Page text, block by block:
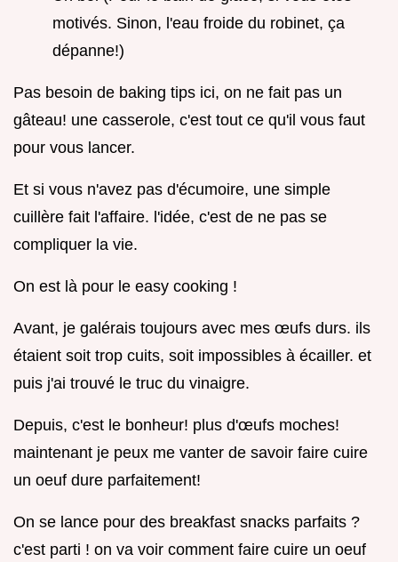
motivés. Sinon, l'eau froide du robinet, ça
dépanne!)
Pas besoin de baking tips ici, on ne fait pas un
gâteau! une casserole, c'est tout ce qu'il vous faut
pour vous lancer.
Et si vous n'avez pas d'écumoire, une simple
cuillère fait l'affaire. l'idée, c'est de ne pas se
compliquer la vie.
On est là pour le easy cooking !
Avant, je galérais toujours avec mes œufs durs. ils
étaient soit trop cuits, soit impossibles à écailler. et
puis j'ai trouvé le truc du vinaigre.
Depuis, c'est le bonheur! plus d'œufs moches!
maintenant je peux me vanter de savoir faire cuire
un oeuf dure parfaitement!
On se lance pour des breakfast snacks parfaits ?
c'est parti ! on va voir comment faire cuire un oeuf